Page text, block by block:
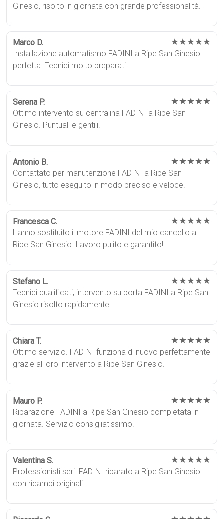
Ginesio, risolto in giornata con grande professionalità.
Marco D. ★★★★★
Installazione automatismo FADINI a Ripe San Ginesio
perfetta. Tecnici molto preparati.
Serena P. ★★★★★
Ottimo intervento su centralina FADINI a Ripe San
Ginesio. Puntuali e gentili.
Antonio B. ★★★★★
Contattato per manutenzione FADINI a Ripe San
Ginesio, tutto eseguito in modo preciso e veloce.
Francesca C. ★★★★★
Hanno sostituito il motore FADINI del mio cancello a
Ripe San Ginesio. Lavoro pulito e garantito!
Stefano L. ★★★★★
Tecnici qualificati, intervento su porta FADINI a Ripe San
Ginesio risolto rapidamente.
Chiara T. ★★★★★
Ottimo servizio. FADINI funziona di nuovo perfettamente
grazie al loro intervento a Ripe San Ginesio.
Mauro P. ★★★★★
Riparazione FADINI a Ripe San Ginesio completata in
giornata. Servizio consigliatissimo.
Valentina S. ★★★★★
Professionisti seri. FADINI riparato a Ripe San Ginesio
con ricambi originali.